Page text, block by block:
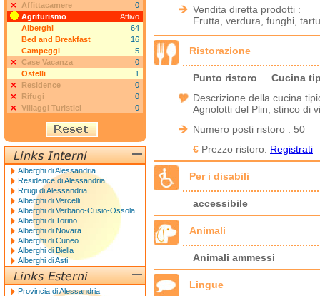
Vendita diretta prodotti :
Frutta, verdura, funghi,
Ristorazione
Punto ristoro
Cucina
Descrizione della cucina
Agnolotti del Plin, stinco di
Numero posti ristoro : 50
€ Prezzo ristoro: Registrati
Per i disabili
accessibile
Animali
Animali ammessi
Lingue
Affittacamere
0
Agriturismo
Attivo
Alberghi
64
Bed and Breakfast
16
Campeggi
5
Case Vacanza
0
Ostelli
1
Residence
0
Rifugi
0
Villaggi Turistici
0
Alberghi di Alessandria
Residence di Alessandria
Rifugi di Alessandria
Alberghi di Vercelli
Alberghi di Verbano-Cusio-Ossola
Alberghi di Torino
Alberghi di Novara
Alberghi di Cuneo
Alberghi di Biella
Alberghi di Asti
Provincia di Alessandria